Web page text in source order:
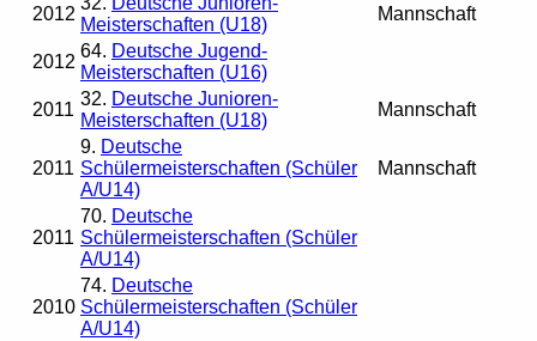
2012
Meisterschaften (U18)
Mannschaft
2012
64. Deutsche Jugend-
Meisterschaften (U16)
2011
32. Deutsche Junioren-
Meisterschaften (U18)
Mannschaft
2011
9. Deutsche
Schülermeisterschaften (Schüler
A/U14)
Mannschaft
2011
70. Deutsche
Schülermeisterschaften (Schüler
A/U14)
2010
74. Deutsche
Schülermeisterschaften (Schüler
A/U14)